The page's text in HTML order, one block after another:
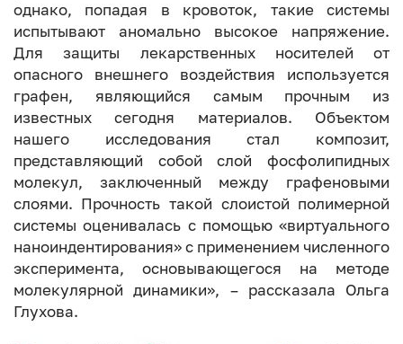
однако, попадая в кровоток, такие системы
испытывают аномально высокое напряжение.
Для защиты лекарственных носителей от
опасного внешнего воздействия используется
графен, являющийся самым прочным из
известных сегодня материалов. Объектом
нашего исследования стал композит,
представляющий собой слой фосфолипидных
молекул, заключенный между графеновыми
слоями. Прочность такой слоистой полимерной
системы оценивалась с помощью «виртуального
наноиндентирования» с применением численного
эксперимента, основывающегося на методе
молекулярной динамики», – рассказала Ольга
Глухова.